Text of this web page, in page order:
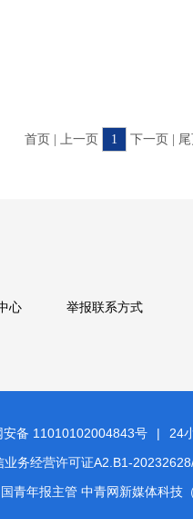
首页 | 上一页 1 下一页 | 尾
心 举报联系方式
安备 11010102004843号 |
24
业务经营许可证A2.B1-
青年报主管 中青网新媒体科技